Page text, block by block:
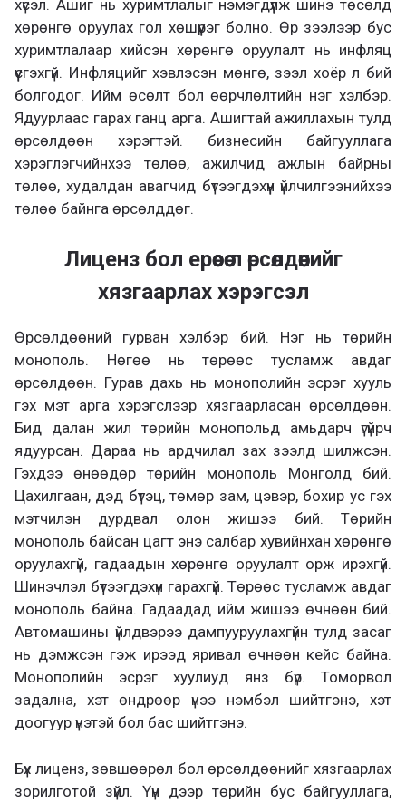
хүсэл. Ашиг нь хуримтлалыг нэмэгдүүлж шинэ төсөлд
хөрөнгө оруулах гол хөшүүрэг болно. Өр зээлээр бус
хуримтлалаар хийсэн хөрөнгө оруулалт нь инфляц
үүсгэхгүй. Инфляцийг хэвлэсэн мөнгө, зээл хоёр л бий
болгодог. Ийм өсөлт бол өөрчлөлтийн нэг хэлбэр.
Ядуурлаас гарах ганц арга. Ашигтай ажиллахын тулд
өрсөлдөөн хэрэгтэй. бизнесийн байгууллага
хэрэглэгчийнхээ төлөө, ажилчид ажлын байрны
төлөө, худалдан авагчид бүтээгдэхүүн үйлчилгээнийхээ
төлөө байнга өрсөлддөг.
Лиценз бол ерөөсөө л өрсөлдөөнийг
хязгаарлах хэрэгсэл
Өрсөлдөөний гурван хэлбэр бий. Нэг нь төрийн
монополь. Нөгөө нь төрөөс тусламж авдаг
өрсөлдөөн. Гурав дахь нь монополийн эсрэг хууль
гэх мэт арга хэрэгслээр хязгаарласан өрсөлдөөн.
Бид далан жил төрийн монопольд амьдарч үгүйрч
ядуурсан. Дараа нь ардчилал зах зээлд шилжсэн.
Гэхдээ өнөөдөр төрийн монополь Монголд бий.
Цахилгаан, дэд бүтэц, төмөр зам, цэвэр, бохир ус гэх
мэтчилэн дурдвал олон жишээ бий. Төрийн
монополь байсан цагт энэ салбар хувийнхан хөрөнгө
оруулахгүй, гадаадын хөрөнгө оруулалт орж ирэхгүй.
Шинэчлэл бүтээгдэхүүн гарахгүй. Төрөөс тусламж авдаг
монополь байна. Гадаадад ийм жишээ өчнөөн бий.
Автомашины үйлдвэрээ дампууруулахгүйн тулд засаг
нь дэмжсэн гэж ирээд яривал өчнөөн кейс байна.
Монополийн эсрэг хуулиуд янз бүр. Томорвол
задална, хэт өндрөөр үнээ нэмбэл шийтгэнэ, хэт
доогуур үнэтэй бол бас шийтгэнэ.
Бүх лиценз, зөвшөөрөл бол өрсөлдөөнийг хязгаарлах
зорилготой зүйл. Үүн дээр төрийн бус байгууллага,